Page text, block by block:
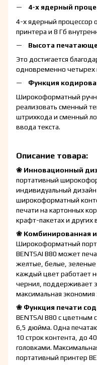
4-х ядерный
4-х ядерный процессор
принтера и 8 Гб
Высота
Это достигается
одновременно четырех
Функция
Широкоформатный
реализовать сменный
штрихкода и сменный
ввода текста.
Описание товара:
❀ Инновационный
портативный
индивидуальный
широкоформатный
печати на картонных
крафт-пакетах и
❀ Комбинированная
Широкоформатный
BENTSAI B80 может
желтые, белые,
каждый цвет работает
чернил, поддерживает
максимальная экономия
❀ Функция печати
BENTSAI B80 с цветным
6,5 дюйма. Одна
10 строк контента, до
головками.
портативный принтер